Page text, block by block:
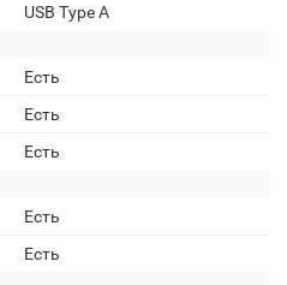
USB Type A
Есть
Есть
Есть
Есть
Есть